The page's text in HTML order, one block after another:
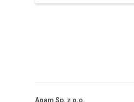
Agam Sp. z o.o.